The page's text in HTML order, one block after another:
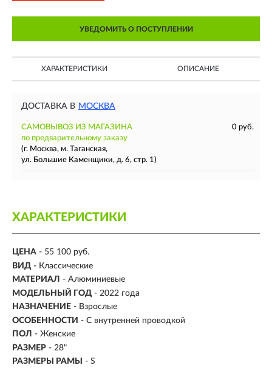
УВЕДОМИТЬ О ПОСТУПЛЕНИИ
ХАРАКТЕРИСТИКИ ОПИСАНИЕ
ДОСТАВКА В МОСКВА
САМОВЫВОЗ ИЗ МАГАЗИНА
0 руб.
по предварительному заказу
(г. Москва, м. Таганская,
ул. Большие Каменщики, д. 6, стр. 1)
ХАРАКТЕРИСТИКИ
ЦЕНА - 55 100 руб.
ВИД - Классические
МАТЕРИАЛ - Алюминиевые
МОДЕЛЬНЫЙ ГОД - 2022 года
НАЗНАЧЕНИЕ - Взрослые
ОСОБЕННОСТИ - С внутренней проводкой
ПОЛ - Женские
РАЗМЕР - 28"
РАЗМЕРЫ РАМЫ
- S